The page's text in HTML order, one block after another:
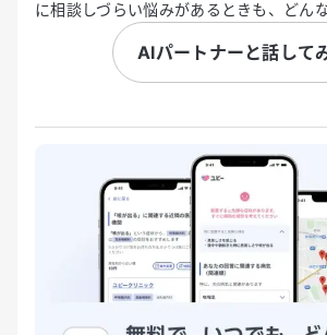
に相談しづらい悩みがあるときも、どん
AIパートナーと話して